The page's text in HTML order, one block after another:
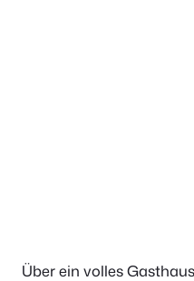
Über ein volles